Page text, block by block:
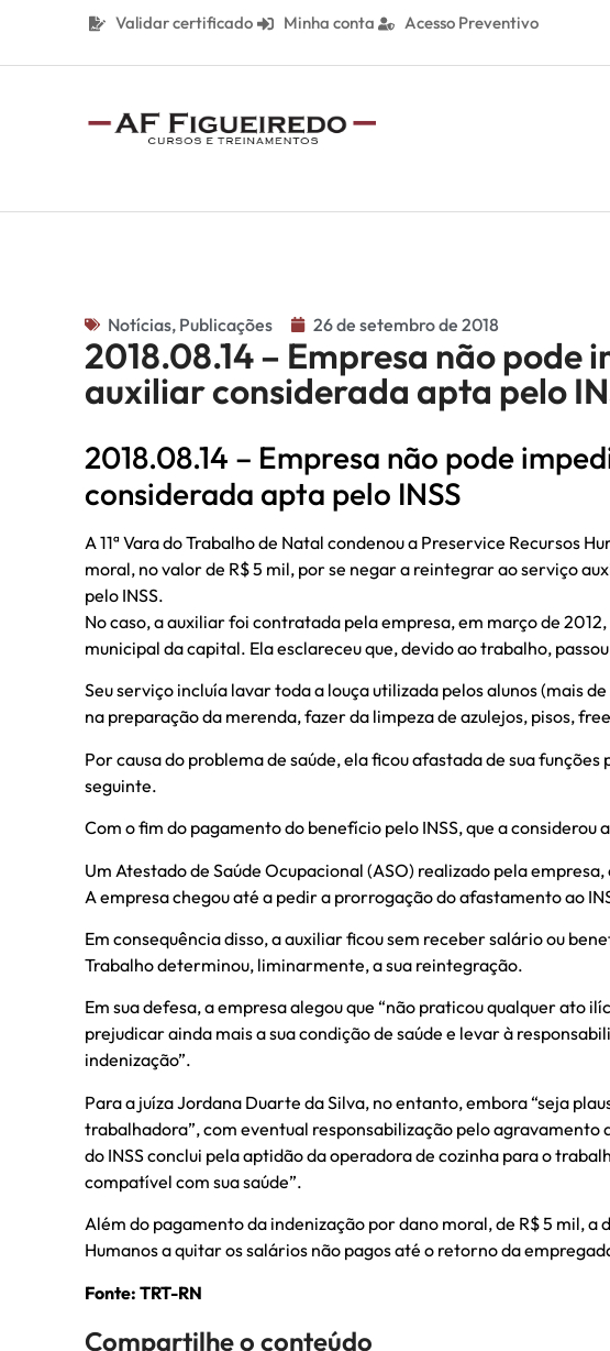
Validar certificado Minha conta Acesso Preventivo
Notícias, Publicações 26 de setembro de 2018
2018.08.14 – Empresa não
auxiliar considerada apta pelo
2018.08.14 – Empresa não pode
considerada apta pelo INSS
A 11ª Vara do Trabalho de Natal condenou a Preservice Recursos
moral, no valor de R$ 5 mil, por se negar a reintegrar ao serviço
pelo INSS.
No caso, a auxiliar foi contratada pela empresa, em março de
municipal da capital. Ela esclareceu que, devido ao trabalho,
Seu serviço incluía lavar toda a louça utilizada pelos alunos (mais
na preparação da merenda, fazer da limpeza de azulejos, pisos,
Por causa do problema de saúde, ela ficou afastada de sua
seguinte.
Com o fim do pagamento do benefício pelo INSS, que a
Um Atestado de Saúde Ocupacional (ASO) realizado pela
A empresa chegou até a pedir a prorrogação do afastamento ao
Em consequência disso, a auxiliar ficou sem receber salário ou
Trabalho determinou, liminarmente, a sua reintegração.
Em sua defesa, a empresa alegou que “não praticou qualquer ato
prejudicar ainda mais a sua condição de saúde e levar à
indenização”.
Para a juíza Jordana Duarte da Silva, no entanto, embora “seja
trabalhadora”, com eventual responsabilização pelo
do INSS conclui pela aptidão da operadora de cozinha para o
compatível com sua saúde”.
Além do pagamento da indenização por dano moral, de R$ 5 mil, a
Humanos a quitar os salários não pagos até o retorno da
Fonte: TRT-RN
Compartilhe o conteúdo